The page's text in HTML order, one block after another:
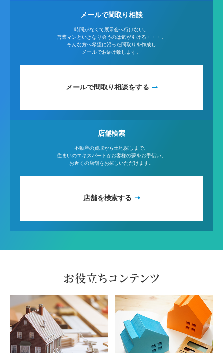
メールで間取り相談
時間がなくて展示会へ行けない。
営業マンといきなり会うのは気が引ける・・・。
そんな方へ希望に沿った間取りを作成し
メールでお届け致します。
メールで間取り相談をする
店舗検索
不動産の買取から土地探しまで、
住まいのエキスパートがお客様の夢をお手伝い。
お近くの店舗をお探しいただけます。
店舗を検索する
お役立ちコンテンツ